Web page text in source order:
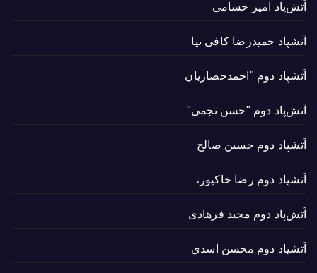
آتش‌پاد امیر حسامی
آتشپاد حميدرضا کافی نیا
آتشپاد دوم "احمدحصاریان
آتش‌پاد دوم "حسن نجمی"
آتشپاد دوم حسین صالح
آتشپاد دوم رضا خاکپور،
آتش‌پاد دوم مجید فرهادی
آتشپاد دوم محسن اسدی